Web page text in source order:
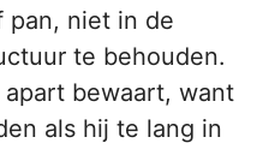
pan, niet in de
te behouden.
bewaart, want
als hij te lang in